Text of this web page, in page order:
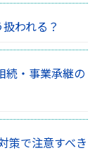
われる？
続・事業承継の
策で注意すべき